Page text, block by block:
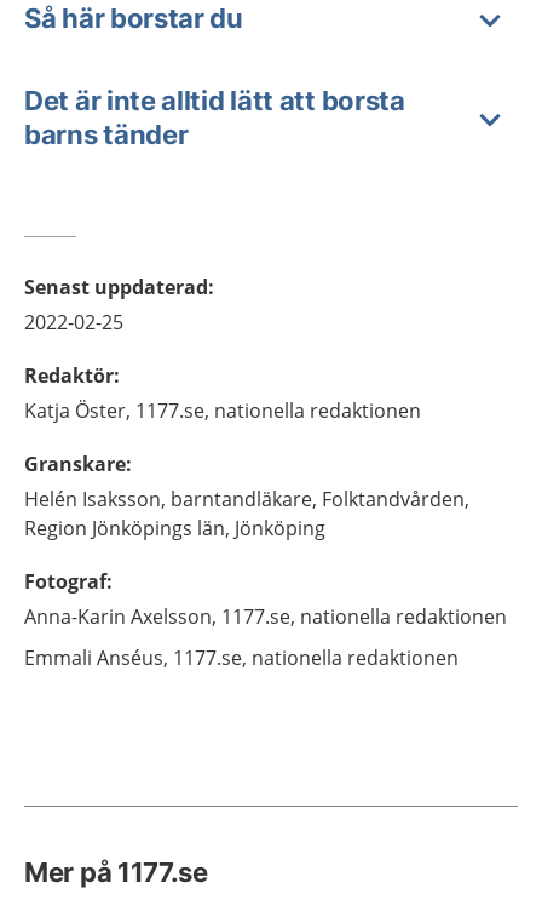
Så här borstar du
Det är inte alltid lätt att borsta
barns tänder
Senast uppdaterad:
2022-02-25
Redaktör:
Katja Öster, 1177.se, nationella redaktionen
Granskare:
Helén Isaksson, barntandläkare, Folktandvården,
Region Jönköpings län, Jönköping
Fotograf:
Anna-Karin Axelsson, 1177.se, nationella redaktionen
Emmali Anséus, 1177.se, nationella redaktionen
Mer på 1177.se